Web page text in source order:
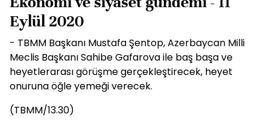
Eylül 2020
- TBMM Başkanı Mustafa Şentop, Azerbaycan Milli
Meclis Başkanı Sahibe Gafarova ile baş başa ve
heyetlerarası görüşme gerçekleştirecek, heyet
onuruna öğle yemeği verecek.
(TBMM/13.30)